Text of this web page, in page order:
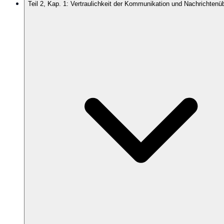
Teil 2, Kap. 1: Vertraulichkeit der Kommunikation und